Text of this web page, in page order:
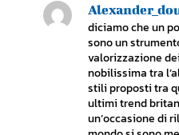
diciamo che un
sono un
valorizzazione
nobilissima tra
stili proposti tra
ultimi trend
un’occasione di